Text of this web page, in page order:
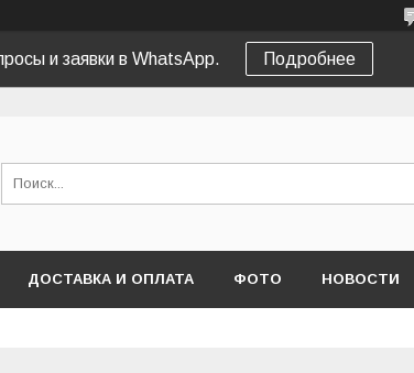
и заявки в WhatsApp. Подробнее
ДОСТАВКА И ОПЛАТА ФОТО НОВОСТИ